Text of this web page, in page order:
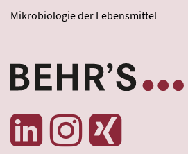
Mikrobiologie der Lebensmittel